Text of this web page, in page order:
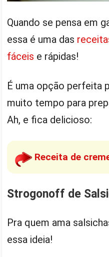
Quando se pensa em
essa é uma das
fáceis e rápidas!
É uma opção perfeita
muito tempo para
Ah, e fica delicioso:
Receita de
Strogonoff de
Pra quem ama
essa ideia!